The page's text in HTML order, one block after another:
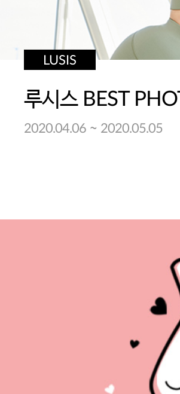
LUSIS
루시스 BEST
2020.04.06 ~ 2020.05.05